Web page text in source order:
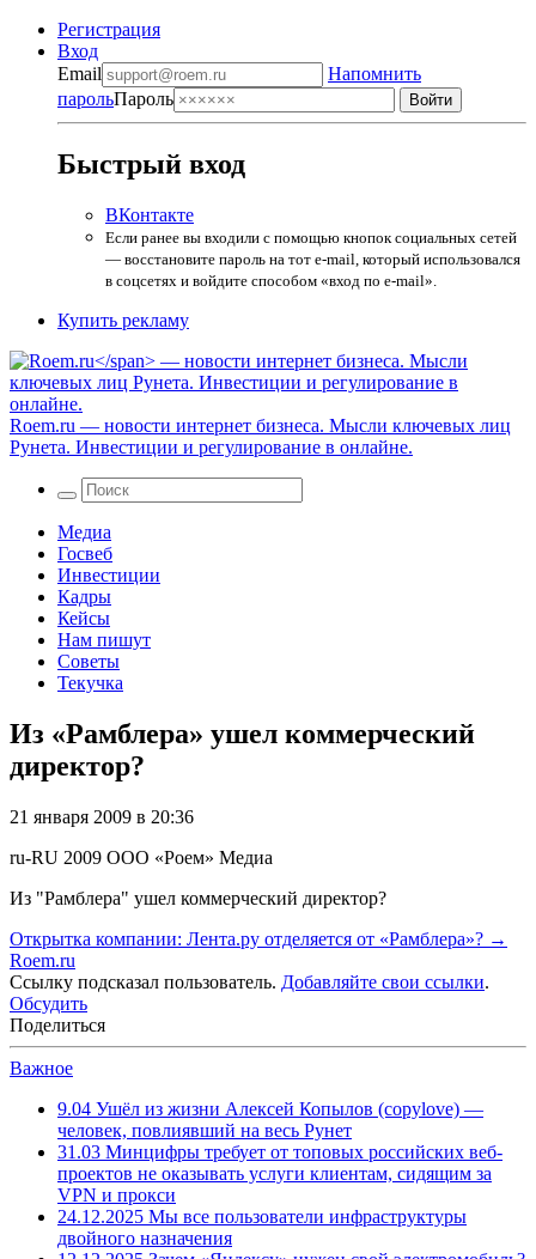
Регистрация
Вход
Email
Напомнить
парольПароль
Быстрый вход
ВКонтакте
Если ранее вы входили с помощью кнопок социальных сетей
— восстановите пароль на тот e-mail, который использовался
в соцсетях и войдите способом «вход по e-mail».
Купить рекламу
Roem.ru — новости интернет бизнеса. Мысли ключевых лиц
Рунета. Инвестиции и регулирование в онлайне.
Медиа
Госвеб
Инвестиции
Кадры
Кейсы
Нам пишут
Советы
Текучка
Из «Рамблера» ушел коммерческий
директор?
21 января 2009 в 20:36
ru-RU 2009 ООО «Роем» Медиа
Из "Рамблера" ушел коммерческий директор?
Открытка компании: Лента.ру отделяется от «Рамблера»? →
Roem.ru
Ссылку подсказал пользователь. Добавляйте свои ссылки.
Обсудить
Поделиться
Важное
9.04 Ушёл из жизни Алексей Копылов (copylove) —
человек, повлиявший на весь Рунет
31.03 Минцифры требует от топовых российских веб-
проектов не оказывать услуги клиентам, сидящим за
VPN и прокси
24.12.2025 Мы все пользователи инфраструктуры
двойного назначения